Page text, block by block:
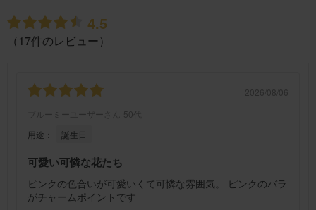
4.5
（17件のレビュー）
2026/08/06
ブルーミーユーザーさん
50代
用途：
誕生日
可愛い可憐な花たち
ピンクの色合いが可愛いくて可憐な雰囲気。 ピンクのバラ
がチャームポイントです